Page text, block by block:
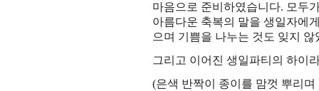
마음으로 준비하였습니다. 모두
아름다운 축복의 말을 생일자에
으며 기쁨을 나누는 것도 잊지 않
그리고 이어진 생일파티의 하이
(은색 반짝이 종이를 맘껏 뿌리